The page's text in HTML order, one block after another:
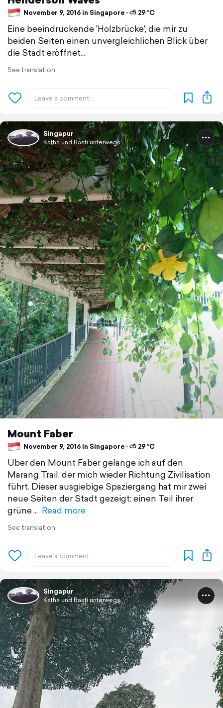
November 9, 2016 in Singapore ⋅ ⛅ 29 °C
Eine beeindruckende 'Holzbrücke', die mir zu
beiden Seiten einen unvergleichlichen Blick über
die Stadt eröffnet...
See translation
Singapur
Katha und Basti unterwegs
Mount Faber
November 9, 2016 in Singapore ⋅ ⛅ 29 °C
Über den Mount Faber gelange ich auf den
Marang Trail, der mich wieder Richtung Zivilisation
führt. Dieser ausgiebige Spaziergang hat mir zwei
neue Seiten der Stadt gezeigt: einen Teil ihrer
grüne
Read more
See translation
Singapur
Katha und Basti unterwegs